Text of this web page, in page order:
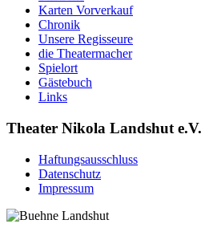
Karten Vorverkauf
Chronik
Unsere Regisseure
die Theatermacher
Spielort
Gästebuch
Links
Theater Nikola Landshut e.V.
Haftungsausschluss
Datenschutz
Impressum